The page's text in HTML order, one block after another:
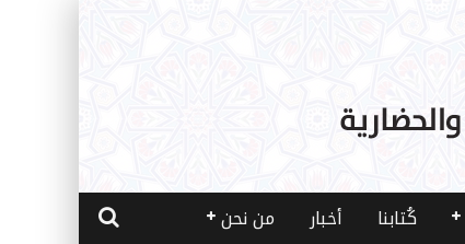
كُتابنا أخبار من نحن